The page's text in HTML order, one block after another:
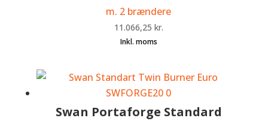
m. 2 brændere
11.066,25 kr.
Swan Portaforge Standard